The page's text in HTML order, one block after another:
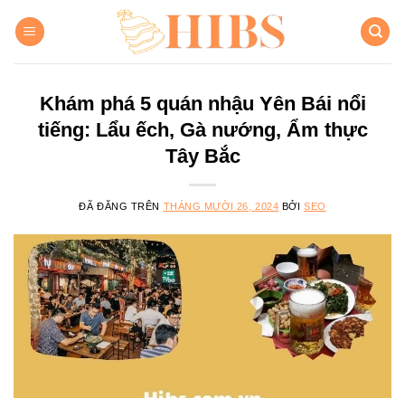
đến
Khám phá 5 quán nhậu Yên Bái nổi
tiếng: Lẩu ếch, Gà nướng, Ẩm thực
Tây Bắc
ĐÃ ĐĂNG TRÊN THÁNG MƯỜI 26, 2024 BỞISEO